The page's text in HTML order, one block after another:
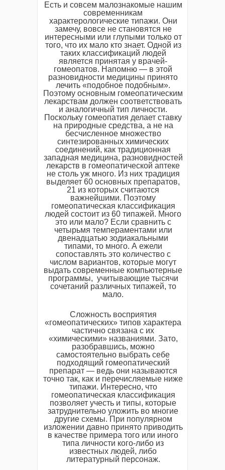
Есть и совсем малознакомые нашим
современникам
характерологические типажи. Они
замечу, вовсе не становятся не
интересными или глупыми только от
того, что их мало кто знает. Одной из
таких классификаций людей
является принятая у врачей-
гомеопатов. Напомню — в этой
разновидности медицины принято
лечить «подобное подобным».
Поэтому основным гомеопатическим
лекарствам должен соответствовать
и аналогичный тип личности.
Поскольку гомеопатия делает ставку
на природные средства, а не на
бесчисленное множество
синтезированных химических
соединений, как традиционная
западная медицина, разновидностей
лекарств в гомеопатической аптеке
не столь уж много. Из них традиция
выделяет 60 основных препаратов,
21 из которых считаются
важнейшими. Поэтому
гомеопатическая классификация
людей состоит из 60 типажей. Много
это или мало? Если сравнить с
четырьмя темпераментами или
двенадцатью зодиакальными
типами, то много. А ежели
сопоставлять это количество с
числом вариантов, которые могут
выдать современные компьютерные
программы, учитывающие тысячи
сочетаний различных типажей, то
мало.
Сложность восприятия
«гомеопатических» типов характера
частично связана с их
«химическими» названиями. Зато,
разобравшись, можно
самостоятельно выбрать себе
подходящий гомеопатический
препарат — ведь они называются
точно так, как и перечисляемые ниже
типажи. Интересно, что
гомеопатическая классификация
позволяет учесть и типы, которые
затруднительно уложить во многие
другие схемы. При популярном
изложении давно принято приводить
в качестве примера того или иного
типа личности кого-либо из
известных людей, либо
литературный персонаж.